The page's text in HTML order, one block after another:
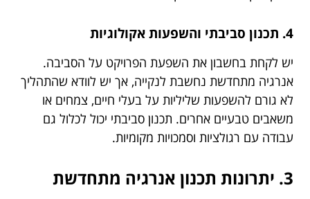
4. תכנון סביבתי והשפעות אקולוגיות
יש לקחת בחשבון את השפעת הפרויקט על הסביבה.
אנרגיה מתחדשת נחשבת לנקייה, אך יש לוודא שהתהליך
לא גורם להשפעות שליליות על בעלי חיים, צמחים או
משאבים טבעיים אחרים. תכנון סביבתי יכול לכלול גם
עבודה עם רגולציות וסמכויות מקומיות.
3. יתרונות תכנון אנרגיה מתחדשת